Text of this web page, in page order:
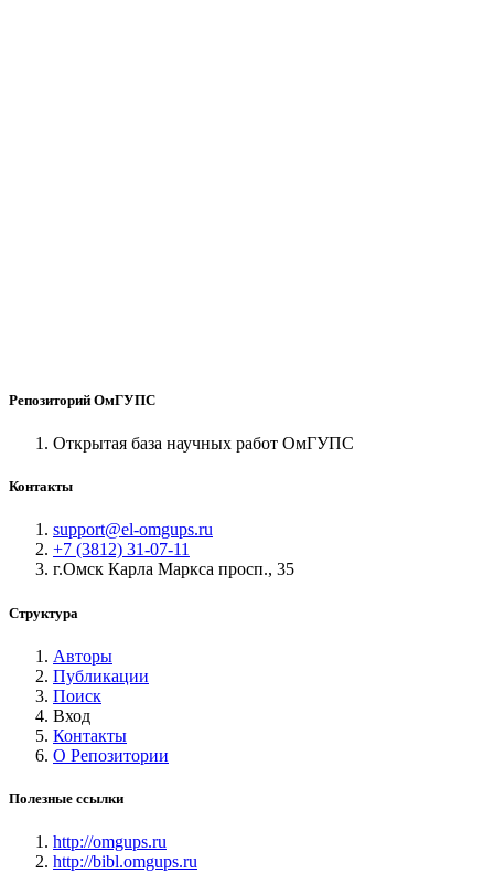
Репозиторий ОмГУПС
Открытая база научных работ ОмГУПС
Контакты
support@el-omgups.ru
+7 (3812) 31-07-11
г.Омск Карла Маркса просп., 35
Структура
Авторы
Публикации
Поиск
Вход
Контакты
О Репозитории
Полезные ссылки
http://omgups.ru
http://bibl.omgups.ru